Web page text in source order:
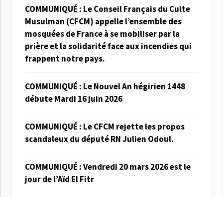
COMMUNIQUÉ : Le Conseil Français du Culte
Musulman (CFCM) appelle l’ensemble des
mosquées de France à se mobiliser par la
prière et la solidarité face aux incendies qui
frappent notre pays.
COMMUNIQUÉ : Le Nouvel An hégirien 1448
débute Mardi 16 juin 2026
COMMUNIQUÉ : Le CFCM rejette les propos
scandaleux du député RN Julien Odoul.
COMMUNIQUÉ : Vendredi 20 mars 2026 est le
jour de l’Aïd El Fitr